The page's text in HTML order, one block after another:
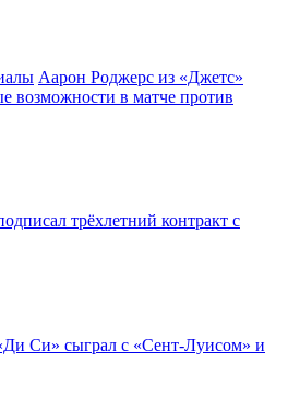
Аарон Роджерс из «Джетс»
возможности в матче против
трёхлетний контракт с
Си» сыграл с «Сент-Луисом» и